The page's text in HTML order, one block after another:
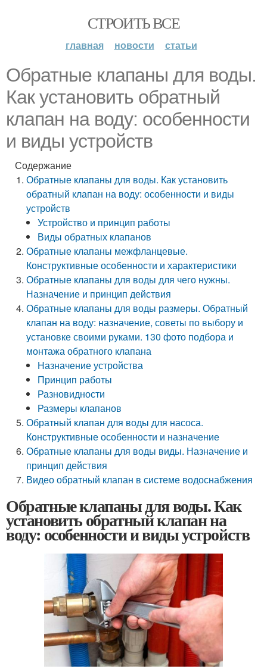
СТРОИТЬ ВСЕ
главная новости статьи
Обратные клапаны для воды.
Как установить обратный
клапан на воду: особенности
и виды устройств
Содержание
Обратные клапаны для воды. Как установить
обратный клапан на воду: особенности и виды
устройств
Устройство и принцип работы
Виды обратных клапанов
Обратные клапаны межфланцевые.
Конструктивные особенности и характеристики
Обратные клапаны для воды для чего нужны.
Назначение и принцип действия
Обратные клапаны для воды размеры. Обратный
клапан на воду: назначение, советы по выбору и
установке своими руками. 130 фото подбора и
монтажа обратного клапана
Назначение устройства
Принцип работы
Разновидности
Размеры клапанов
Обратный клапан для воды для насоса.
Конструктивные особенности и назначение
Обратные клапаны для воды виды. Назначение и
принцип действия
Видео обратный клапан в системе водоснабжения
Обратные клапаны для воды. Как
установить обратный клапан на
воду: особенности и виды устройств